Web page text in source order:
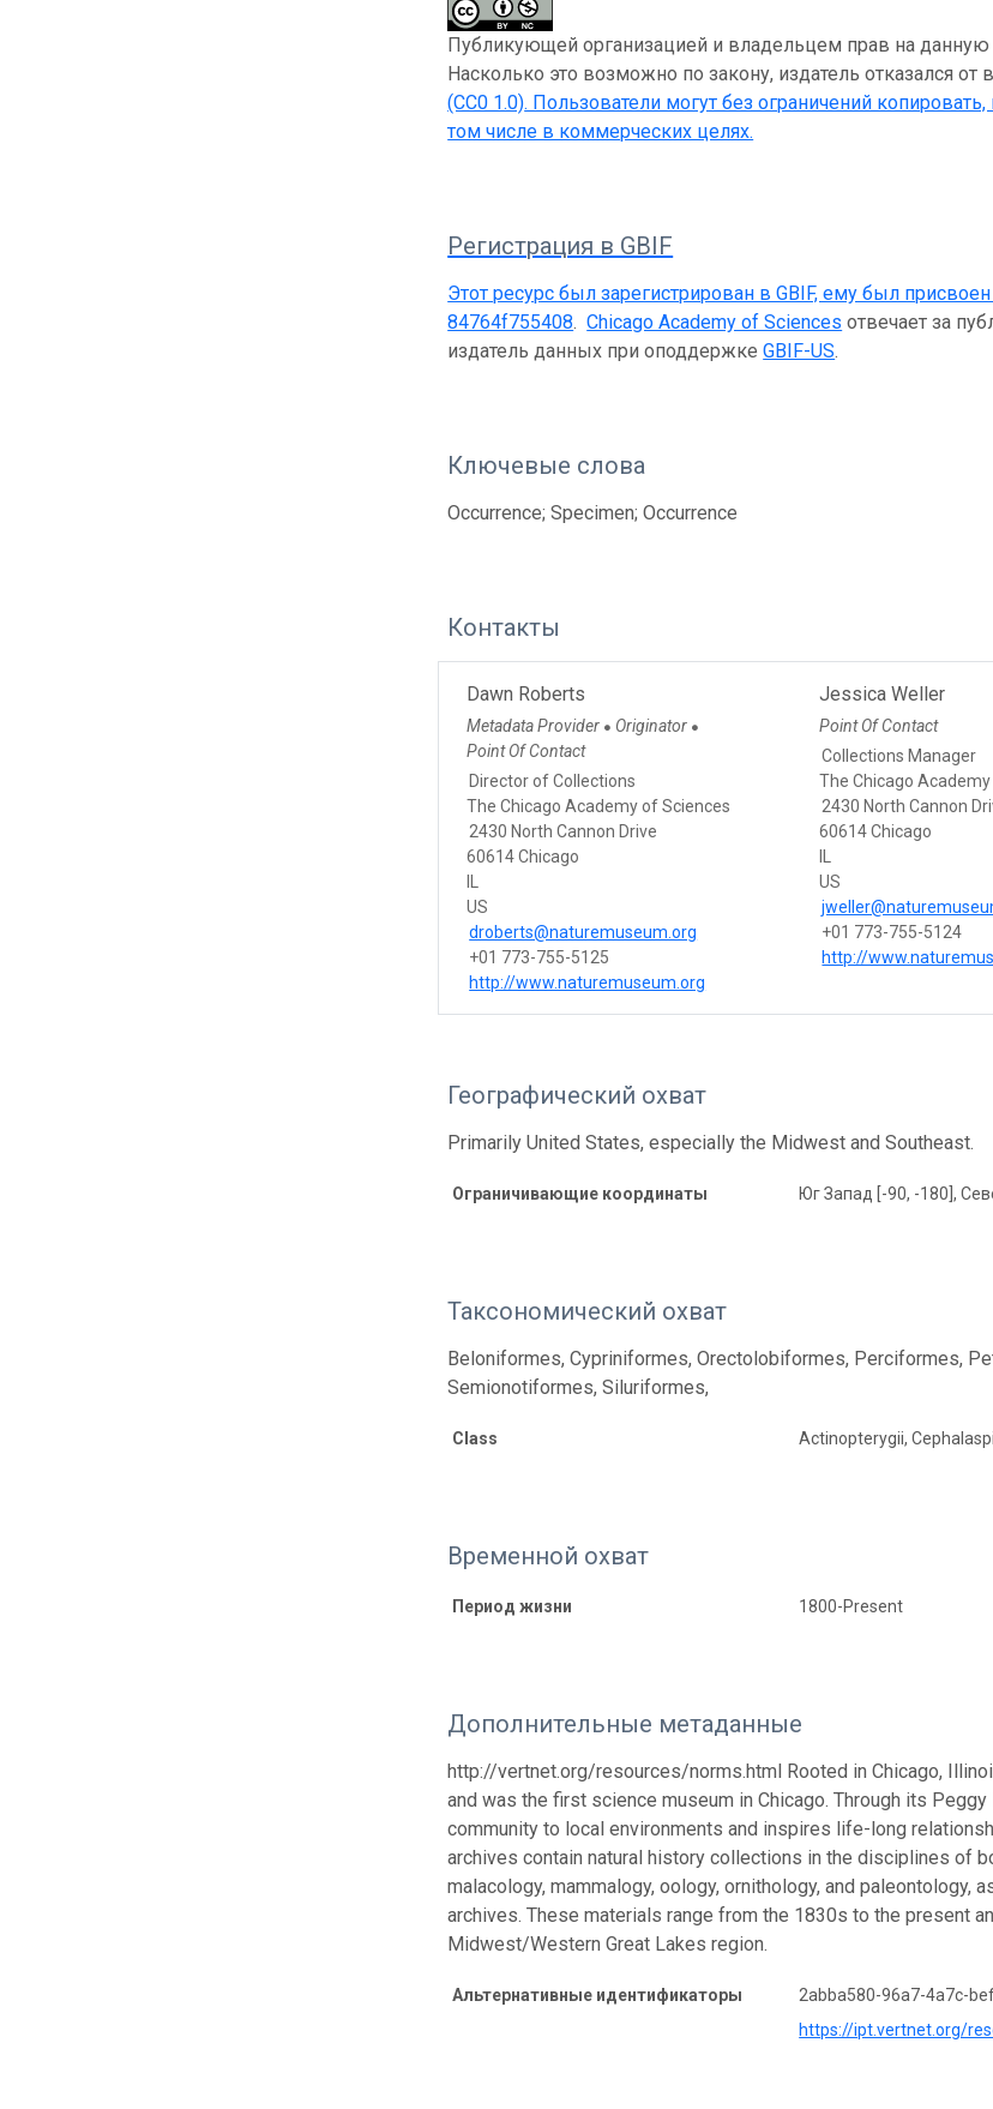
Публикующей организацией и владельцем прав на данную
Насколько это возможно по закону, издатель отказался от
(CC0 1.0). Пользователи могут без ограничений
том числе в коммерческих целях.
Регистрация в GBIF
Этот ресурс был зарегистрирован в GBIF, ему был
84764f755408.Chicago Academy of Sciences отвечает за
издатель данных при оподдержкеGBIF-US.
Ключевые слова
Occurrence; Specimen; Occurrence
Контакты
Dawn Roberts
Metadata Provider ● Originator ●
Point Of Contact
Director of Collections
The Chicago Academy of Sciences
2430 North Cannon Drive
60614 Chicago
IL
US
droberts@naturemuseum.org
+01 773-755-5125
http://www.naturemuseum.org
Jessica Weller
Point Of Contact
Collections Manager
The Chicago
2430 North Cannon
60614 Chicago
IL
US
+01 773-755-5124
http://
Географический охват
Primarily United States, especially the Midwest and Southeast.
Ограничивающие координаты Юг Запад [-90, -180],
Таксономический охват
Beloniformes, Cypriniformes, Orectolobiformes, Perciformes,
Semionotiformes, Siluriformes,
Class Actinopterygii,
Временной охват
Период жизни 1800-Present
Дополнительные метаданные
http://vertnet.org/resources/norms.html Rooted in Chicago,
and was the first science museum in Chicago. Through its
community to local environments and inspires life-long
archives contain natural history collections in the disciplines of
malacology, mammalogy, oology, ornithology, and
archives. These materials range from the 1830s to the present
Midwest/Western Great Lakes region.
Альтернативные идентификаторы
2abba580-96a7-4a7c-
https://ipt.vertnet.org/